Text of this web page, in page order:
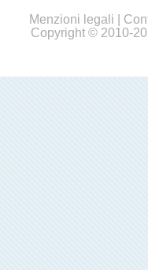
Menzioni legali
Copyright © 2010-